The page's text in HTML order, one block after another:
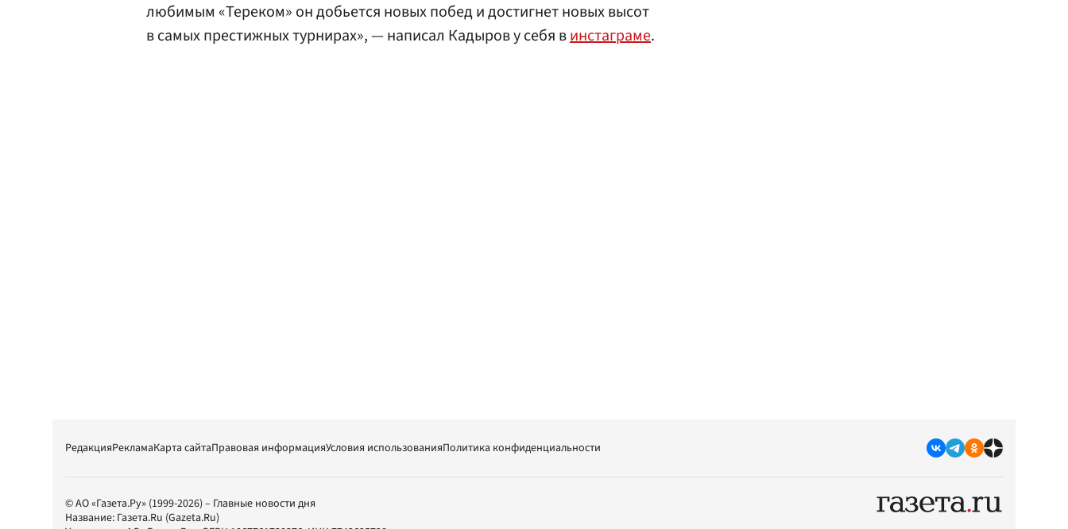
любимым «Тереком» он добьется новых побед и достигнет новых высот
в самых престижных турнирах», — написал Кадыров у себя винстаграме.
РедакцияРекламаКарта сайтаПравовая информацияУсловия использованияПолитика конфиденциальности
© АО «Газета.Ру» (1999-2026) – Главные новости дня
Название: Газета.Ru (Gazeta.Ru)